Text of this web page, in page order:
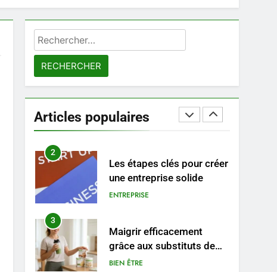
Rechercher :
Articles populaires
Voyance à La Rochelle : où
1
Les tendances mode qui
reviennent chaque année
2
Les étapes clés pour créer
une entreprise solide
ENTREPRISE
3
Maigrir efficacement
grâce aux substituts de
repas : guide et conseils
BIEN ÊTRE